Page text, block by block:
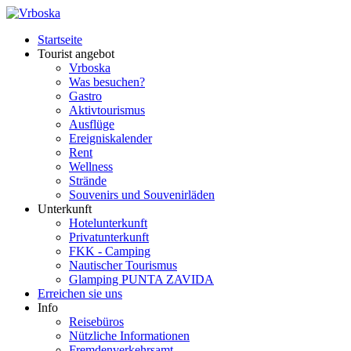
Startseite
Tourist angebot
Vrboska
Was besuchen?
Gastro
Aktivtourismus
Ausflüge
Ereigniskalender
Rent
Wellness
Strände
Souvenirs und Souvenirläden
Unterkunft
Hotelunterkunft
Privatunterkunft
FKK - Camping
Nautischer Tourismus
Glamping PUNTA ZAVIDA
Erreichen sie uns
Info
Reisebüros
Nützliche Informationen